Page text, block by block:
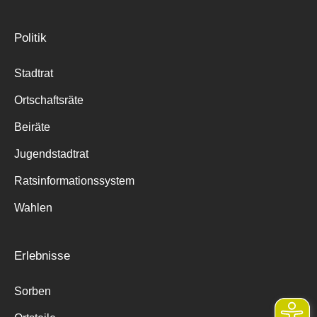
Politik
Stadtrat
Ortschaftsräte
Beiräte
Jugendstadtrat
Ratsinformationssystem
Wahlen
Erlebnisse
Sorben